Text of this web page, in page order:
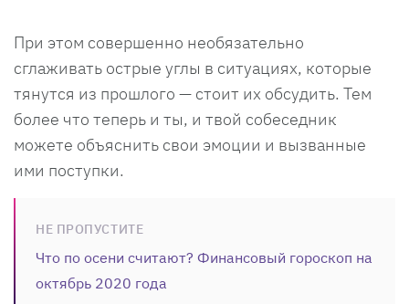
При этом совершенно необязательно
сглаживать острые углы в ситуациях, которые
тянутся из прошлого — стоит их обсудить. Тем
более что теперь и ты, и твой собеседник
можете объяснить свои эмоции и вызванные
ими поступки.
НЕ ПРОПУСТИТЕ
Что по осени считают? Финансовый гороскоп на
октябрь 2020 года